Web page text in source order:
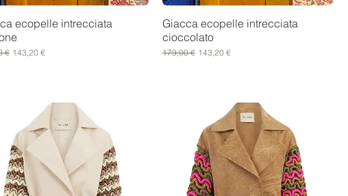
ecopelle intrecciata
regolare
€ Prezzo scontato
143,20 €
Giacca ecopelle intrecciata
cioccolato
Prezzo regolare
179,00 € Prezzo scontato
143,20 €